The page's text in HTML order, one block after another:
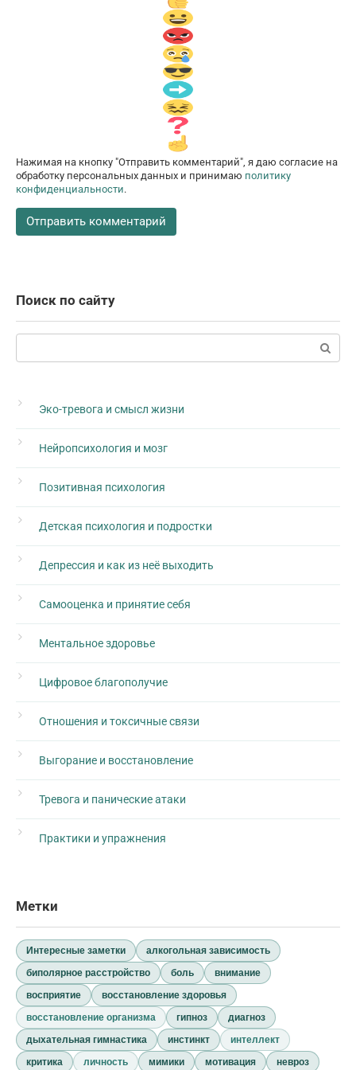
Нажимая на кнопку "Отправить комментарий", я даю согласие на
обработку персональных данных и принимаю политику
конфиденциальности.
Поиск по сайту
Поиск:
Эко-тревога и смысл жизни
Нейропсихология и мозг
Позитивная психология
Детская психология и подростки
Депрессия и как из неё выходить
Самооценка и принятие себя
Ментальное здоровье
Цифровое благополучие
Отношения и токсичные связи
Выгорание и восстановление
Тревога и панические атаки
Практики и упражнения
Метки
Интересные заметки
алкогольная зависимость
биполярное расстройство
боль
внимание
восприятие
восстановление здоровья
восстановление организма
гипноз
диагноз
дыхательная гимнастика
инстинкт
интеллект
критика
личность мимики мотивация
невроз